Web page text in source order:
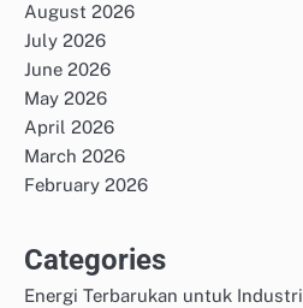
August 2026
July 2026
June 2026
May 2026
April 2026
March 2026
February 2026
Categories
Energi Terbarukan untuk Industri